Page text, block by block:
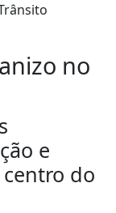
no
e
do